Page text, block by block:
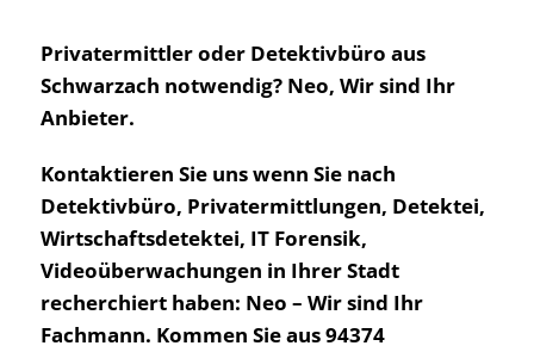
Privatermittler oder Detektivbüro aus
Schwarzach notwendig? Neo, Wir sind Ihr
Anbieter.
Kontaktieren Sie uns wenn Sie nach
Detektivbüro, Privatermittlungen, Detektei,
Wirtschaftsdetektei, IT Forensik,
Videoüberwachungen in Ihrer Stadt
recherchiert haben: Neo – Wir sind Ihr
Fachmann. Kommen Sie aus 94374